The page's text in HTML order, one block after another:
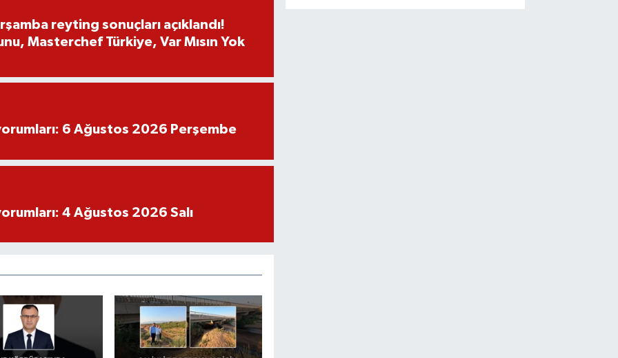
reyting sonuçları açıklandı!
Masterchef Türkiye, Var Mısın Yok
6 Ağustos 2026 Perşembe
4 Ağustos 2026 Salı